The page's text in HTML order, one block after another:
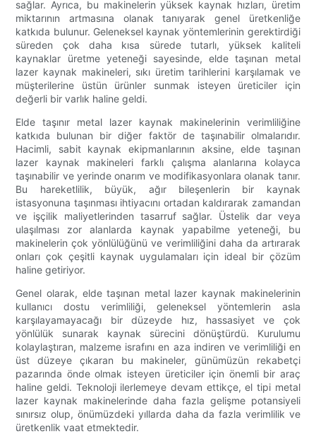
sağlar. Ayrıca, bu makinelerin yüksek kaynak hızları, üretim
miktarının artmasına olanak tanıyarak genel üretkenliğe
katkıda bulunur. Geleneksel kaynak yöntemlerinin gerektirdiği
süreden çok daha kısa sürede tutarlı, yüksek kaliteli
kaynaklar üretme yeteneği sayesinde, elde taşınan metal
lazer kaynak makineleri, sıkı üretim tarihlerini karşılamak ve
müşterilerine üstün ürünler sunmak isteyen üreticiler için
değerli bir varlık haline geldi.
Elde taşınır metal lazer kaynak makinelerinin verimliliğine
katkıda bulunan bir diğer faktör de taşınabilir olmalarıdır.
Hacimli, sabit kaynak ekipmanlarının aksine, elde taşınan
lazer kaynak makineleri farklı çalışma alanlarına kolayca
taşınabilir ve yerinde onarım ve modifikasyonlara olanak tanır.
Bu hareketlilik, büyük, ağır bileşenlerin bir kaynak
istasyonuna taşınması ihtiyacını ortadan kaldırarak zamandan
ve işçilik maliyetlerinden tasarruf sağlar. Üstelik dar veya
ulaşılması zor alanlarda kaynak yapabilme yeteneği, bu
makinelerin çok yönlülüğünü ve verimliliğini daha da artırarak
onları çok çeşitli kaynak uygulamaları için ideal bir çözüm
haline getiriyor.
Genel olarak, elde taşınan metal lazer kaynak makinelerinin
kullanıcı dostu verimliliği, geleneksel yöntemlerin asla
karşılayamayacağı bir düzeyde hız, hassasiyet ve çok
yönlülük sunarak kaynak sürecini dönüştürdü. Kurulumu
kolaylaştıran, malzeme israfını en aza indiren ve verimliliği en
üst düzeye çıkaran bu makineler, günümüzün rekabetçi
pazarında önde olmak isteyen üreticiler için önemli bir araç
haline geldi. Teknoloji ilerlemeye devam ettikçe, el tipi metal
lazer kaynak makinelerinde daha fazla gelişme potansiyeli
sınırsız olup, önümüzdeki yıllarda daha da fazla verimlilik ve
üretkenlik vaat etmektedir.